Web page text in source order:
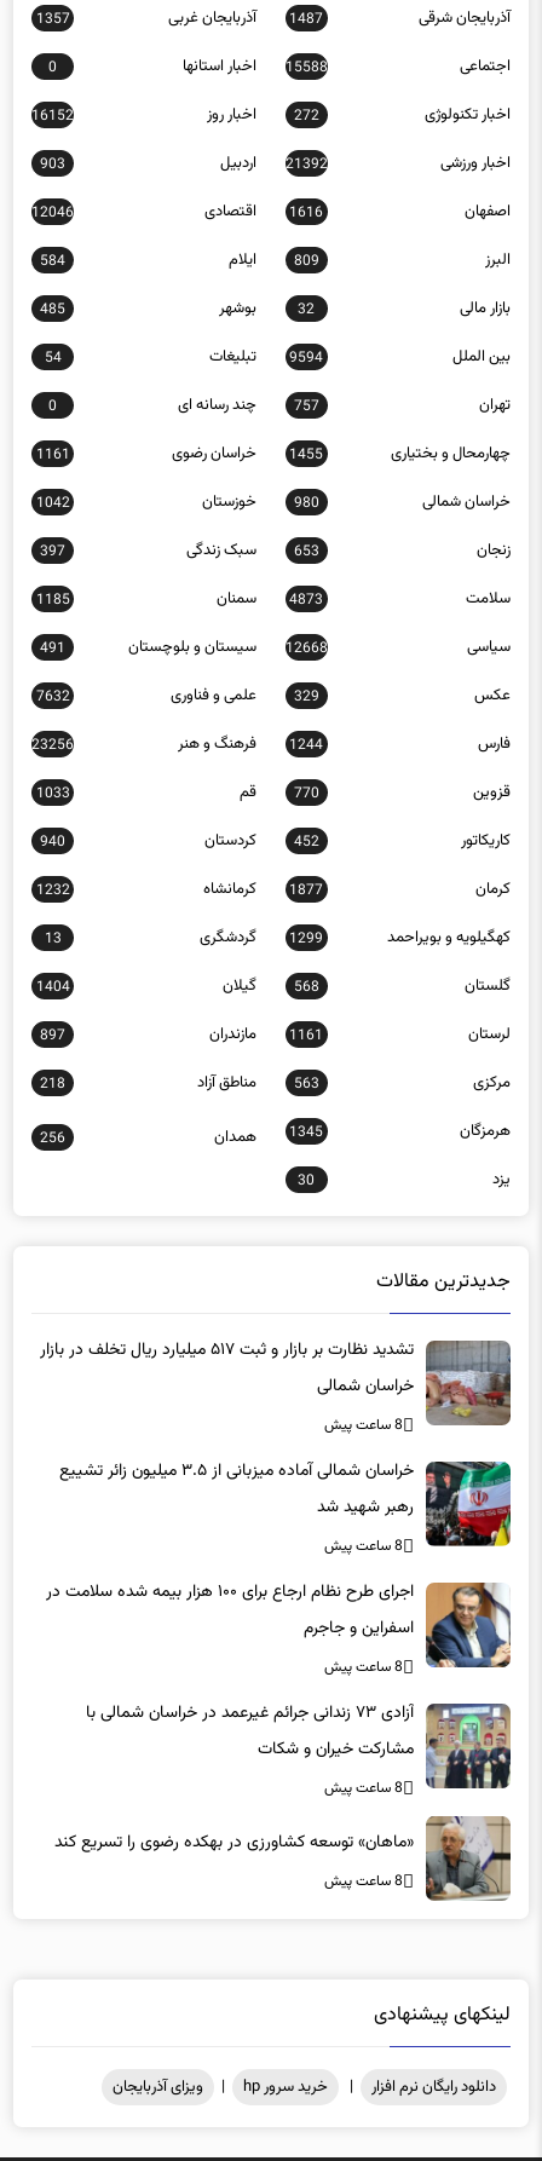
اجتماعی 15588 اخبار استانها 0
اخبار تکنولوژی 272 اخبار روز 16152
اخبار ورزشی 21392 اردبیل 903
اصفهان 1616 اقتصادی 12046
البرز 809 ایلام 584
بازار مالی 32 بوشهر 485
بین الملل 9594 تبلیغات 54
تهران 757 چند رسانه ای 0
چهارمحال و بختیاری 1455 خراسان رضوی 1161
خراسان شمالی 980 خوزستان 1042
زنجان 653 سبک زندگی 397
سلامت 4873 سمنان 1185
سیاسی 12668 سیستان و بلوچستان 491
عکس 329 علمی و فناوری 7632
فارس 1244 فرهنگ و هنر 23256
قزوین 770 قم 1033
کاریکاتور 452 کردستان 940
کرمان 1877 کرمانشاه 1232
کهگیلویه و بویراحمد 1299 گردشگری 13
گلستان 568 گیلان 1404
لرستان 1161 مازندران 897
مرکزی 563 مناطق آزاد 218
هرمزگان 1345
256
یزد 30
خراسان شمالی
8 ساعت پیش
رهبر شهید شد
8 ساعت پیش
اسفراین و جاجرم
8 ساعت پیش
آزادی ۷۳ زندانی جرائم غیرعمد در خراسان شمالی با
مشارکت خیران و شکات
8 ساعت پیش
8 ساعت پیش
دانلود رایگان نرم افزار